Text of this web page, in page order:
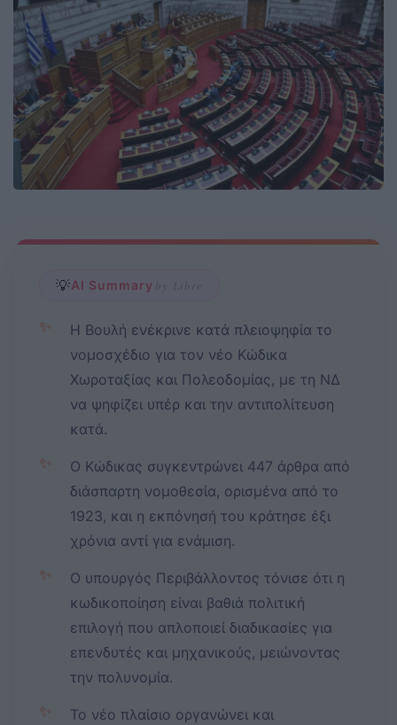
💡AI Summary by Libre
✨
Η Βουλή ενέκρινε κατά πλειοψηφία το
νομοσχέδιο για τον νέο Κώδικα
Χωροταξίας και Πολεοδομίας, με τη ΝΔ
να ψηφίζει υπέρ και την αντιπολίτευση
κατά.
✨
Ο Κώδικας συγκεντρώνει 447 άρθρα από
διάσπαρτη νομοθεσία, ορισμένα από το
1923, και η εκπόνησή του κράτησε έξι
χρόνια αντί για ενάμιση.
✨
Ο υπουργός Περιβάλλοντος τόνισε ότι η
κωδικοποίηση είναι βαθιά πολιτική
επιλογή που απλοποιεί διαδικασίες για
επενδυτές και μηχανικούς, μειώνοντας
την πολυνομία.
✨
Το νέο πλαίσιο οργανώνει και